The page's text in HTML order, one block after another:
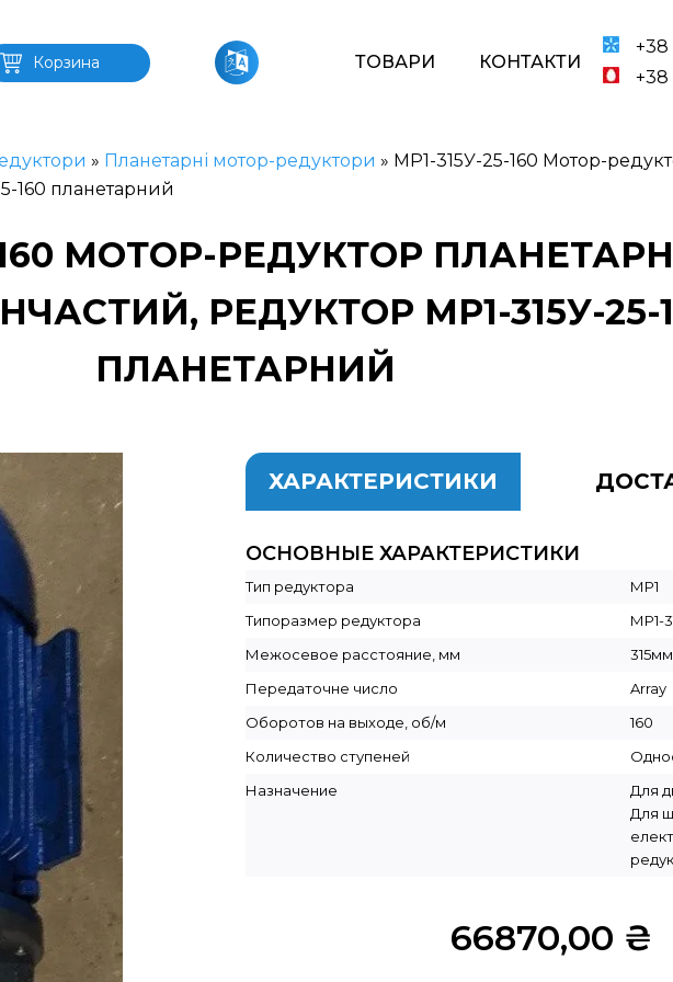
Корзина ТОВАРИ КОНТАКТИ
+38
+38
» Планетарні мотор-редуктори » МР1-315У-25-160 Мотор-
160 планетарний
160 МОТОР-РЕДУКТОР
РЕДУКТОР МР1-315У-25-
ПЛАНЕТАРНИЙ
ХАРАКТЕРИСТИКИ
ОСНОВНЫЕ ХАРАКТЕРИСТИКИ
Тип редуктора
МР1
Типоразмер редуктора
МР1-
Межосевое расстояние, мм
315мм
Передаточне число
Array
Оборотов на выходе, об/м
160
Количество ступеней
Назначение
Для
Для
66870,00 ₴